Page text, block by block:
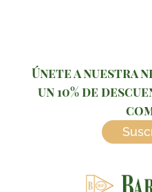
Únete a nuestra
un 10% de